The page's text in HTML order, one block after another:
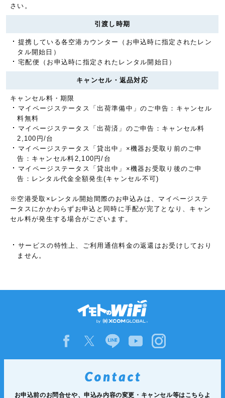
さい。
引渡し時期
提携している各空港カウンター（お申込時に指定されたレン
タル開始日）
宅配便（お申込時に指定されたレンタル開始日）
キャンセル・返品対応
キャンセル料・期限
マイページステータス「出荷準備中」のご申告：キャンセル
料無料
マイページステータス「出荷済」のご申告：キャンセル料
2,100円/台
マイページステータス「貸出中」×機器お受取り前のご申
告：キャンセル料2,100円/台
マイページステータス「貸出中」×機器お受取り後のご申
告：レンタル代金全額発生(キャンセル不可)
※空港受取×レンタル開始間際のお申込みは、マイページステ
ータスにかかわらずお申込と同時に手配が完了となり、キャン
セル料が発生する場合がございます。
サービスの特性上、ご利用通信料金の返還はお受けしており
ません。
お申込前のお問合せや、申込み内容の変更・キャンセル等はこちらよ